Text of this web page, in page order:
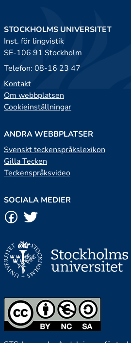
STOCKHOLMS UNIVERSITET
Inst. för lingvistik
SE-106 91 Stockholm
Telefon: 08-16 23 47
Kontakt
Om webbplatsen
Cookieinställningar
ANDRA WEBBPLATSER
Svenskt teckenspråkslexikon
Gilla Tecken
Teckenspråksvideo
SOCIALA MEDIER